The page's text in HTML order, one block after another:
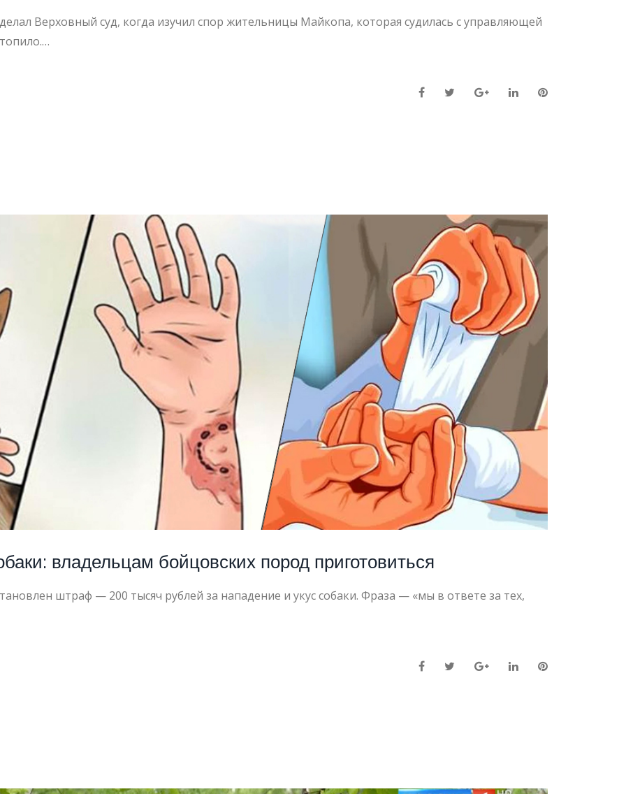
Верховный суд, когда изучил спор жительницы Майкопа, которая судилась с управляющей
FacebookTwitter Google+LinkedIn
владельцам бойцовских пород приготовиться
штраф — 200 тысяч рублей за нападение и укус собаки. Фраза — «мы в ответе за тех,
FacebookTwitter Google+LinkedIn